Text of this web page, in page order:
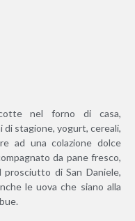
nel forno di casa,
stagione, yogurt, cereali,
ad una colazione dolce
da pane fresco,
prosciutto di San Daniele,
le uova che siano alla